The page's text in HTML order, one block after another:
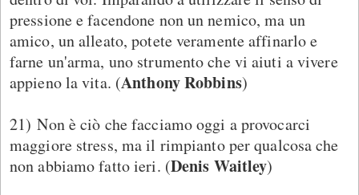
pressione e facendone non un nemico, ma un
amico, un alleato, potete veramente affinarlo e
farne un'arma, uno strumento che vi aiuti a vivere
appieno la vita. (Anthony Robbins)
21) Non è ciò che facciamo oggi a provocarci
maggiore stress, ma il rimpianto per qualcosa che
non abbiamo fatto ieri. (Denis Waitley)